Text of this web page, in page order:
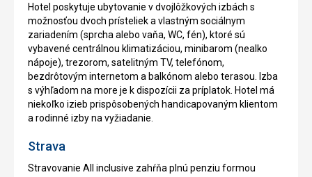
Hotel poskytuje ubytovanie v dvojlôžkových izbách s
možnosťou dvoch prísteliek a vlastným sociálnym
zariadením (sprcha alebo vaňa, WC, fén), ktoré sú
vybavené centrálnou klimatizáciou, minibarom (nealko
nápoje), trezorom, satelitným TV, telefónom,
bezdrôtovým internetom a balkónom alebo terasou. Izba
s výhľadom na more je k dispozícii za príplatok. Hotel má
niekoľko izieb prispôsobených handicapovaným klientom
a rodinné izby na vyžiadanie.
Strava
Stravovanie All inclusive zahŕňa plnú penziu formou